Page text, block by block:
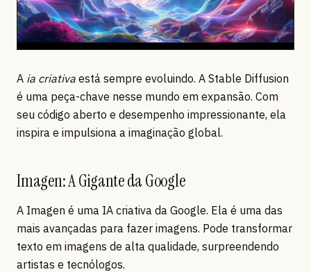
A ia criativa está sempre evoluindo. A Stable Diffusion
é uma peça-chave nesse mundo em expansão. Com
seu código aberto e desempenho impressionante, ela
inspira e impulsiona a imaginação global.
Imagen: A Gigante da Google
A Imagen é uma IA criativa da Google. Ela é uma das
mais avançadas para fazer imagens. Pode transformar
texto em imagens de alta qualidade, surpreendendo
artistas e tecnólogos.